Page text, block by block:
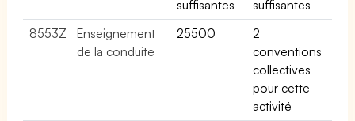
suffisantes
suffisantes
8553Z
Enseignement
de la conduite
25500
2
conventions
collectives
pour cette
activité